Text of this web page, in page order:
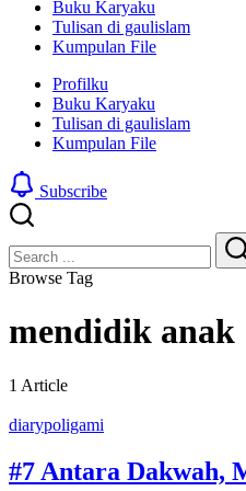
Buku Karyaku
Tulisan di gaulislam
Kumpulan File
Profilku
Buku Karyaku
Tulisan di gaulislam
Kumpulan File
Subscribe
Search
Browse Tag
mendidik anak
1 Article
diarypoligami
#7 Antara Dakwah,